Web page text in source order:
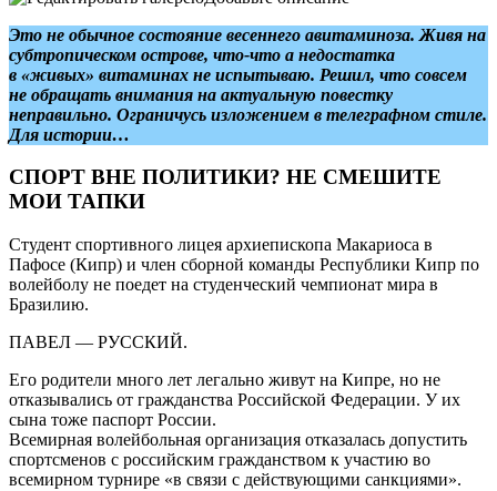
Это не обычное состояние весеннего авитаминоза. Живя на
субтропическом острове, что-что а недостатка
в «живых» витаминах не испытываю. Решил, что совсем
не обращать внимания на актуальную повестку
неправильно. Ограничусь изложением в телеграфном стиле.
Для истории…
СПОРТ ВНЕ ПОЛИТИКИ? НЕ СМЕШИТЕ
МОИ ТАПКИ
Студент спортивного лицея архиепископа Макариоса в
Пафосе (Кипр) и член сборной команды Республики Кипр по
волейболу не поедет на студенческий чемпионат мира в
Бразилию.
ПАВЕЛ — РУССКИЙ.
Его родители много лет легально живут на Кипре, но не
отказывались от гражданства Российской Федерации. У их
сына тоже паспорт России.
Всемирная волейбольная организация отказалась допустить
спортсменов с российским гражданством к участию во
всемирном турнире «в связи с действующими санкциями».